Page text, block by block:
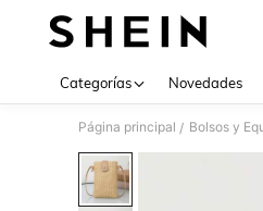
Categorías Novedades
Página principal / Bolsos y